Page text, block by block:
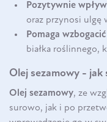
Pozytywnie
oraz przynosi ulgę
Pomaga
białka roślinnego,
Olej sezamowy - jak
Olej sezamowy, ze
surowo, jak i po